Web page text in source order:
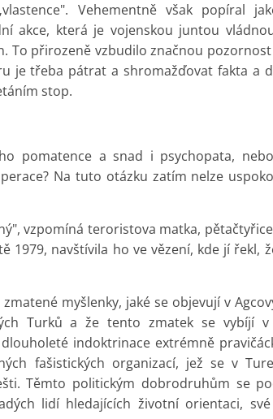
Vehementně však popíral
akce, která je vojenskou juntou
To přirozeně vzbudilo značnou
je třeba pátrat a shromažďovat fakta a
stop.
pomatence a snad i psychopata,
Na tuto otázku zatím nelze
vzpomíná teroristova matka,
1979, navštívila ho ve vězení, kde jí řekl,
myšlenky, jaké se objevují v
Turků a že tento zmatek se vybíjí v
indoktrinace extrémně
fašistických organizací, jež se v
Těmto politickým dobrodruhům se
lidí hledajících životní orientaci,